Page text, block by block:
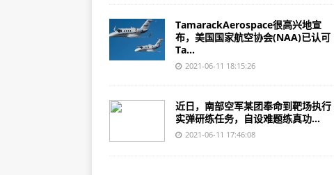
TamarackAerospace很高兴地宣
布，美国国家航空协会(NAA)已认可
Ta...
2021-06-11 18:15:26
近日，南部空军某团奉命到靶场执行
实弹研练任务，自设难题练真功...
2021-06-11 17:46:08